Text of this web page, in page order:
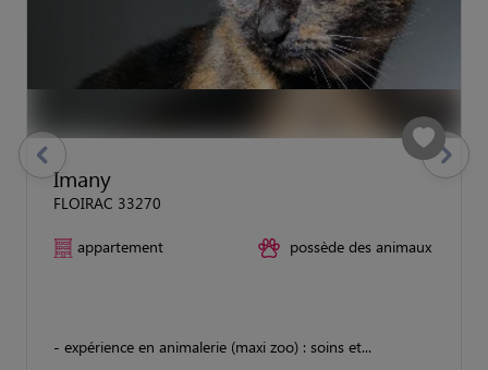
Imany
FLOIRAC 33270
appartement possède des animaux
- expérience en animalerie (maxi zoo) : soins et...
previous Suivant